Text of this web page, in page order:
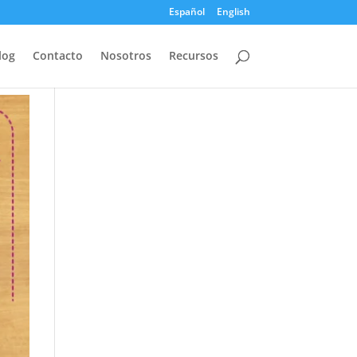
Español English
Contacto Nosotros Recursos